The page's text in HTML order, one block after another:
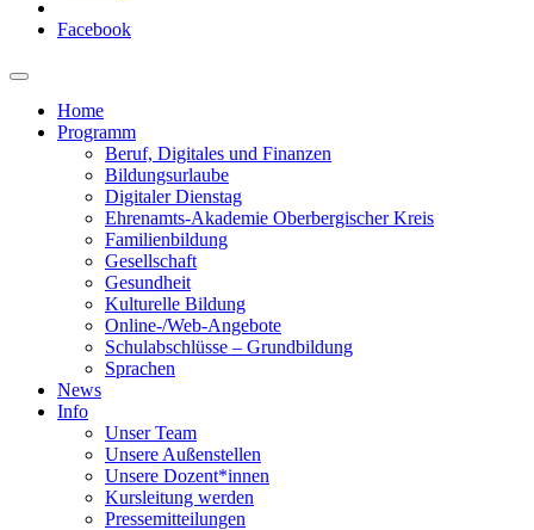
Facebook
Home
Programm
Beruf, Digitales und Finanzen
Bildungsurlaube
Digitaler Dienstag
Ehrenamts-Akademie Oberbergischer Kreis
Familienbildung
Gesellschaft
Gesundheit
Kulturelle Bildung
Online-/Web-Angebote
Schulabschlüsse – Grundbildung
Sprachen
News
Info
Unser Team
Unsere Außenstellen
Unsere Dozent*innen
Kursleitung werden
Pressemitteilungen